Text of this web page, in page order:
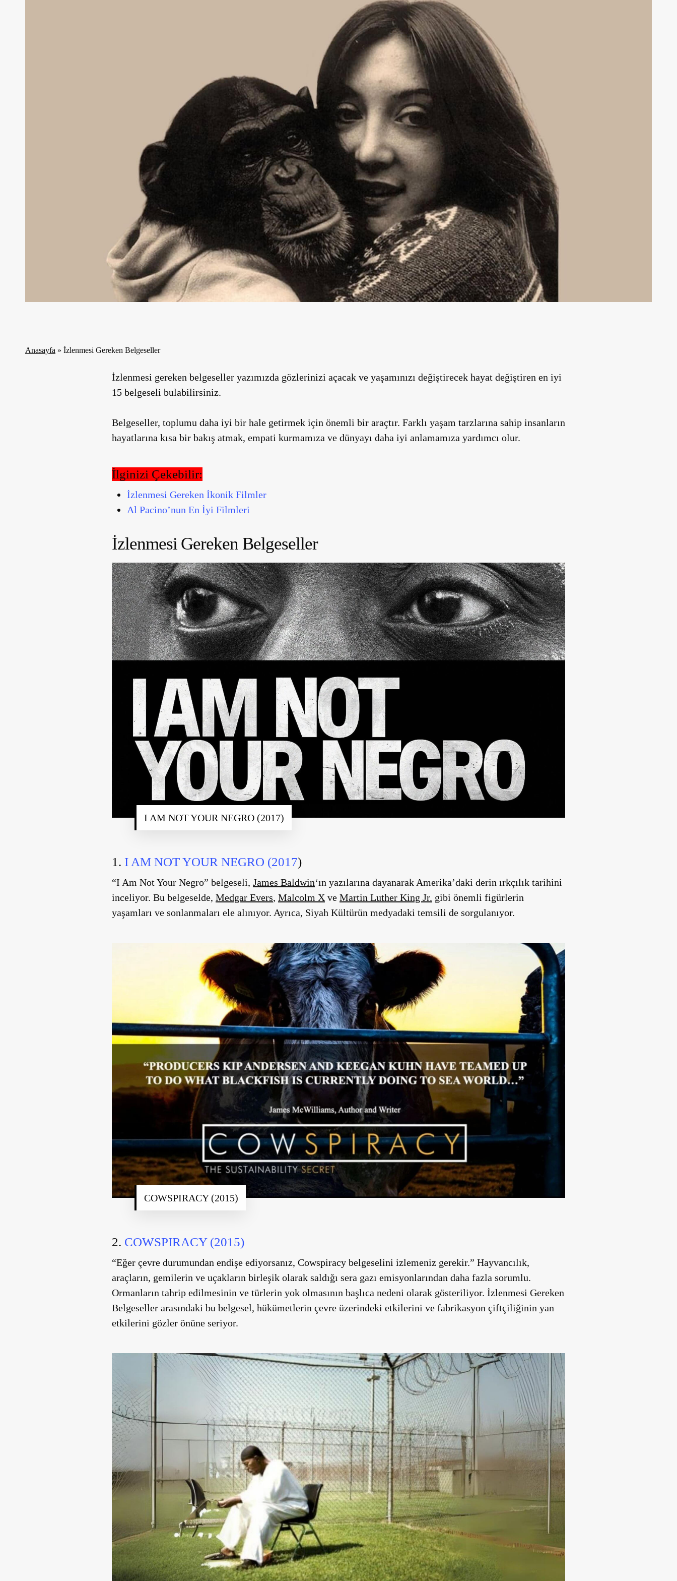
Anasayfa » İzlenmesi Gereken Belgeseller
İzlenmesi gereken belgeseller yazımızda gözlerinizi açacak ve yaşamınızı değiştirecek hayat değiştiren en iyi
15 belgeseli bulabilirsiniz.
Belgeseller, toplumu daha iyi bir hale getirmek için önemli bir araçtır. Farklı yaşam tarzlarına sahip insanların
hayatlarına kısa bir bakış atmak, empati kurmamıza ve dünyayı daha iyi anlamamıza yardımcı olur.
İlginizi Çekebilir:
İzlenmesi Gereken İkonik Filmler
Al Pacino’nun En İyi Filmleri
İzlenmesi Gereken Belgeseller
I AM NOT YOUR NEGRO (2017)
1. I AM NOT YOUR NEGRO (2017)
“I Am Not Your Negro” belgeseli, James Baldwin‘ın yazılarına dayanarak Amerika’daki derin ırkçılık tarihini
inceliyor. Bu belgeselde, Medgar Evers, Malcolm X ve Martin Luther King Jr. gibi önemli figürlerin
yaşamları ve sonlanmaları ele alınıyor. Ayrıca, Siyah Kültürün medyadaki temsili de sorgulanıyor.
COWSPIRACY (2015)
2. COWSPIRACY (2015)
“Eğer çevre durumundan endişe ediyorsanız, Cowspiracy belgeselini izlemeniz gerekir.” Hayvancılık,
araçların, gemilerin ve uçakların birleşik olarak saldığı sera gazı emisyonlarından daha fazla sorumlu.
Ormanların tahrip edilmesinin ve türlerin yok olmasının başlıca nedeni olarak gösteriliyor. İzlenmesi Gereken
Belgeseller arasındaki bu belgesel, hükümetlerin çevre üzerindeki etkilerini ve fabrikasyon çiftçiliğinin yan
etkilerini gözler önüne seriyor.